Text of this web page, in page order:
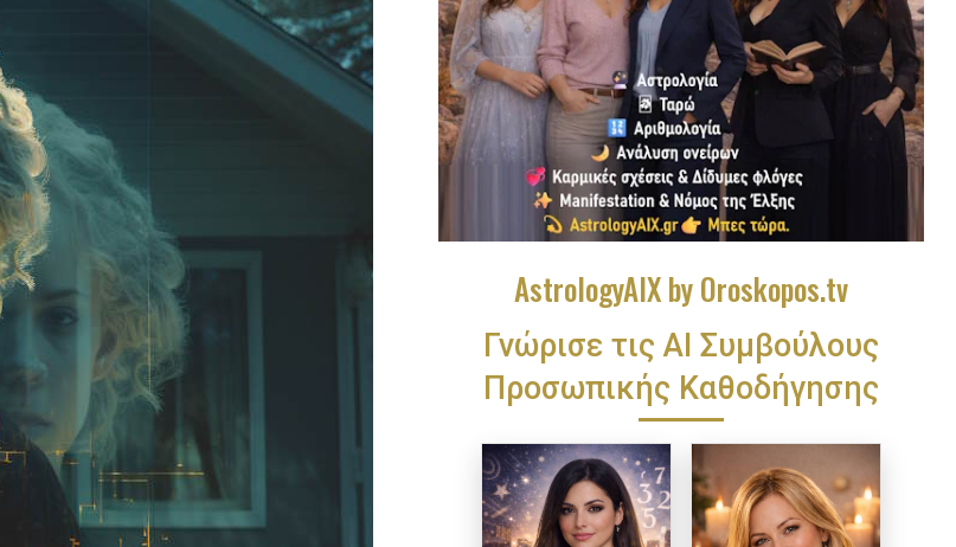
AstrologyAIX by Oroskopos.tv
Γνώρισε τις ΑΙ Συμβούλους
Προσωπικής Καθοδήγησης